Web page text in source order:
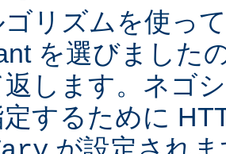
ゴリズムを使っ
を選びました
返します。ネゴ
定するために